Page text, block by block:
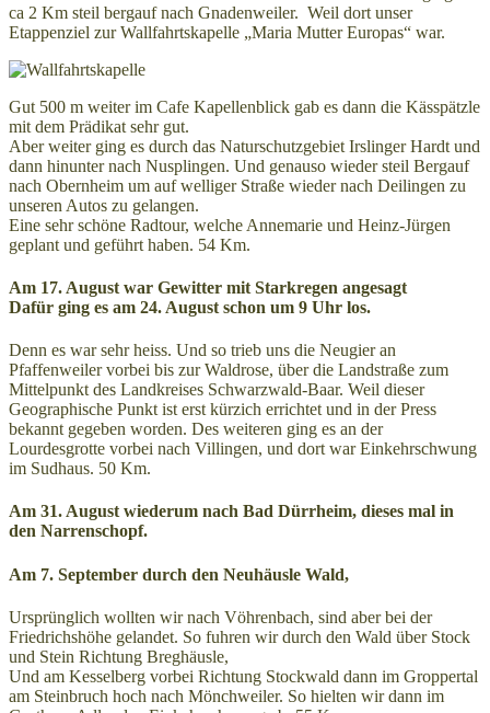
ca 2 Km steil bergauf nach Gnadenweiler. Weil dort unser
Etappenziel zur Wallfahrtskapelle „Maria Mutter Europas“ war.
Gut 500 m weiter im Cafe Kapellenblick gab es dann die Kässpätzle
mit dem Prädikat sehr gut.
Aber weiter ging es durch das Naturschutzgebiet Irslinger Hardt und
dann hinunter nach Nusplingen. Und genauso wieder steil Bergauf
nach Obernheim um auf welliger Straße wieder nach Deilingen zu
unseren Autos zu gelangen.
Eine sehr schöne Radtour, welche Annemarie und Heinz-Jürgen
geplant und geführt haben. 54 Km.
Am 17. August war Gewitter mit Starkregen angesagt
Dafür ging es am 24. August schon um 9 Uhr los.
Denn es war sehr heiss. Und so trieb uns die Neugier an
Pfaffenweiler vorbei bis zur Waldrose, über die Landstraße zum
Mittelpunkt des Landkreises Schwarzwald-Baar. Weil dieser
Geographische Punkt ist erst kürzich errichtet und in der Press
bekannt gegeben worden. Des weiteren ging es an der
Lourdesgrotte vorbei nach Villingen, und dort war Einkehrschwung
im Sudhaus. 50 Km.
Am 31. August wiederum nach Bad Dürrheim, dieses mal in
den Narrenschopf.
Am 7. September durch den Neuhäusle Wald,
Ursprünglich wollten wir nach Vöhrenbach, sind aber bei der
Friedrichshöhe gelandet. So fuhren wir durch den Wald über Stock
und Stein Richtung Breghäusle,
Und am Kesselberg vorbei Richtung Stockwald dann im Groppertal
am Steinbruch hoch nach Mönchweiler. So hielten wir dann im